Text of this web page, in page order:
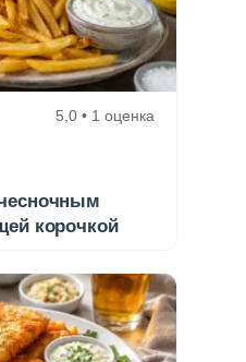
5,0 • 1 оценка
корочкой